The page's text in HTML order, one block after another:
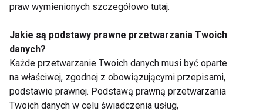
Zdrowy
praw wymienionych szczegółowo tutaj.
Jakie są podstawy prawne przetwarzania Twoich
danych?
Każde przetwarzanie Twoich danych musi być oparte
na właściwej, zgodnej z obowiązującymi przepisami,
podstawie prawnej. Podstawą prawną przetwarzania
Twoich danych w celu świadczenia usług,